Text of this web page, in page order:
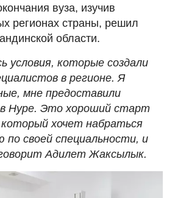
вуза, изучив
регионах страны, решил
области.
условия, которые создали
в регионе. Я
мне предоставили
в Нуре. Это хороший старт
который хочет набраться
своей специальности, и
Адилет Жаксылык.